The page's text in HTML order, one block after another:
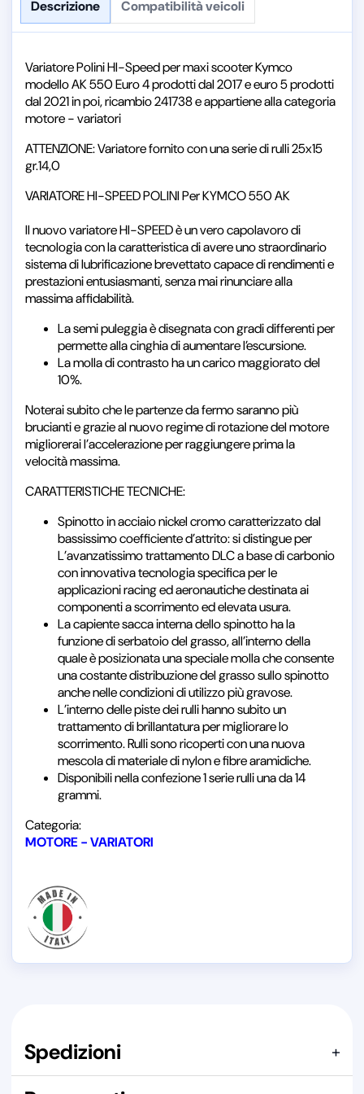
Descrizione Compatibilità veicoli
Variatore Polini HI-Speed per maxi scooter Kymco
modello AK 550 Euro 4 prodotti dal 2017 e euro 5 prodotti
dal 2021 in poi, ricambio 241738 e appartiene alla categoria
motore - variatori
ATTENZIONE:Variatore fornito con una serie di rulli 25x15
gr.14,0
VARIATORE HI-SPEED POLINI Per KYMCO 550 AK
Il nuovo variatore HI-SPEED è un vero capolavoro di
tecnologia con la caratteristica di avere uno straordinario
sistema di lubrificazione brevettato capace di rendimenti e
prestazioni entusiasmanti, senza mai rinunciare alla
massima affidabilità.
La semi puleggia è disegnata con gradi differenti per
permette alla cinghia di aumentare l’escursione.
La molla di contrasto ha un carico maggiorato del
10%.
Noterai subito che le partenze da fermo saranno più
brucianti e grazie al nuovo regime di rotazione del motore
migliorerai l’accelerazione per raggiungere prima la
velocità massima.
CARATTERISTICHE TECNICHE:
Spinotto in acciaio nickel cromo caratterizzato dal
bassissimo coefficiente d’attrito: si distingue per
L’avanzatissimo trattamento DLC a base di carbonio
con innovativa tecnologia specifica per le
applicazioni racing ed aeronautiche destinata ai
componenti a scorrimento ed elevata usura.
La capiente sacca interna dello spinotto ha la
funzione di serbatoio del grasso, all’interno della
quale è posizionata una speciale molla che consente
una costante distribuzione del grasso sullo spinotto
anche nelle condizioni di utilizzo più gravose.
L’interno delle piste dei rulli hanno subito un
trattamento di brillantatura per migliorare lo
scorrimento. Rulli sono ricoperti con una nuova
mescola di materiale di nylon e fibre aramidiche.
Disponibili nella confezione 1 serie rulli una da 14
grammi.
Categoria:
MOTORE - VARIATORI
Spedizioni +